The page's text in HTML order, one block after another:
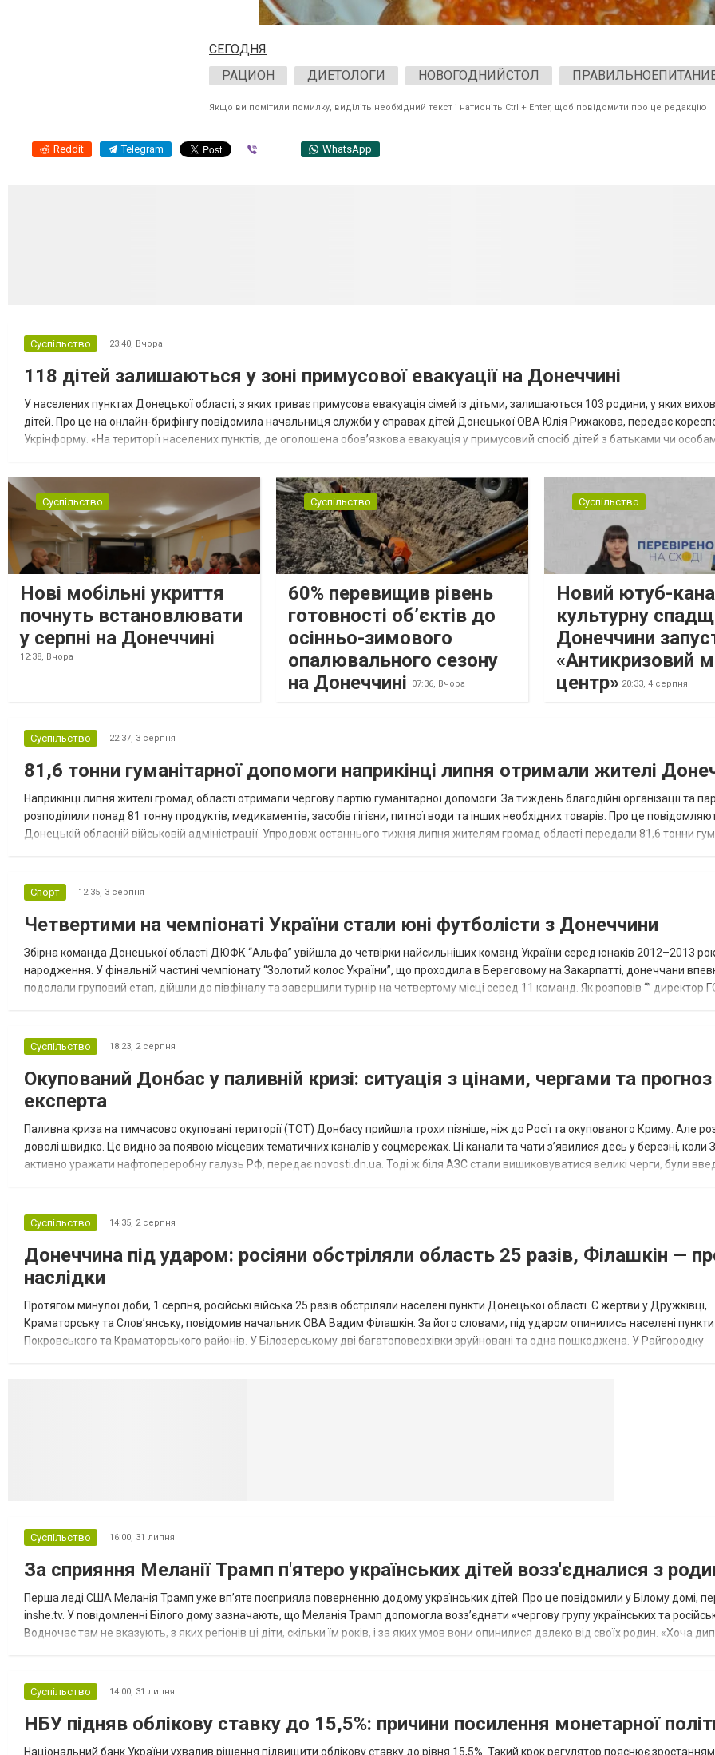
СЕГОДНЯ
РАЦИОН
ДИЕТОЛОГИ НОВОГОДНИЙСТОЛ
Якщо ви помітили помилку, виділіть необхідний текст і натисніть Ctrl + Enter, щоб повідомити про це редакцію
Reddit Telegram WhatsApp
Суспільство 23:40, Вчора
118 дітей залишаються у зоні примусової евакуації на Донеччині
У населених пунктах Донецької області, з яких триває примусова евакуація сімей із дітьми, залишаються 103 родини, у яких
дітей. Про це на онлайн-брифінгу повідомила начальниця служби у справах дітей Донецької ОВА Юлія Рижакова, передає
Укрінформу. «На території населених пунктів, де оголошена обов’язкова евакуація у примусовий спосіб дітей з батьками чи
Суспільство
Нові мобільні укриття
почнуть встановлювати
у серпні на Донеччині
12:38, Вчора
Суспільство
60% перевищив рівень
готовності об’єктів до
осінньо-зимового
опалювального сезону
на Донеччині
07:36, Вчора
Суспільство
Новий ютуб-
культурну
Донеччини
«Антикризовий
центр» 20:33, 4 серпня
Суспільство 22:37, 3 серпня
81,6 тонни гуманітарної допомоги наприкінці липня отримали жителі
Наприкінці липня жителі громад області отримали чергову партію гуманітарної допомоги. За тиждень благодійні організації та
розподілили понад 81 тонну продуктів, медикаментів, засобів гігієни, питної води та інших необхідних товарів. Про це
Донецькій обласній військовій адміністрації. Упродовж останнього тижня липня жителям громад області передали 81,6 тонни
Спорт 12:35, 3 серпня
Четвертими на чемпіонаті України стали юні футболісти з Донеччини
Збірна команда Донецької області ДЮФК “Альфа” увійшла до четвірки найсильніших команд України серед юнаків 2012–2013
народження. У фінальній частині чемпіонату “Золотий колос України”, що проходила в Береговому на Закарпатті, донеччани
подолали груповий етап, дійшли до півфіналу та завершили турнір на четвертому місці серед 11 команд. Як розповів “” директор
Суспільство 18:23, 2 серпня
Окупований Донбас у паливній кризі: ситуація з цінами, чергами та прогноз
експерта
Паливна криза на тимчасово окуповані території (ТОТ) Донбасу прийшла трохи пізніше, ніж до Росії та окупованого Криму. Але
доволі швидко. Це видно за появою місцевих тематичних каналів у соцмережах. Ці канали та чати з’явилися десь у березні, коли
активно уражати нафтопереробну галузь РФ, передає novosti.dn.ua. Тоді ж біля АЗС стали вишиковуватися великі черги, були
Суспільство 14:35, 2 серпня
Донеччина під ударом: росіяни обстріляли область 25 разів, Філашкін —
наслідки
Протягом минулої доби, 1 серпня, російські війська 25 разів обстріляли населені пункти Донецької області. Є жертви у Дружківці,
Краматорську та Слов’янську, повідомив начальник ОВА Вадим Філашкін. За його словами, під ударом опинились населені пункти
Покровського та Краматорського районів. У Білозерському дві багатоповерхівки зруйновані та одна пошкоджена. У Райгородку
Суспільство 16:00, 31 липня
За сприяння Меланії Трамп п'ятеро українських дітей возз'єдналися з
Перша леді США Меланія Трамп уже впʼяте посприяла поверненню додому українських дітей. Про це повідомили у Білому домі,
inshe.tv. У повідомленні Білого дому зазначають, що Меланія Трамп допомогла возз’єднати «чергову групу українських та
Водночас там не вказують, з яких регіонів ці діти, скільки їм років, і за яких умов вони опинилися далеко від своїх родин. «Хоча
Суспільство 14:00, 31 липня
НБУ підняв облікову ставку до 15,5%: причини посилення монетарної
Національний банк України ухвалив рішення підвищити облікову ставку до рівня 15,5%. Такий крок регулятор пояснює